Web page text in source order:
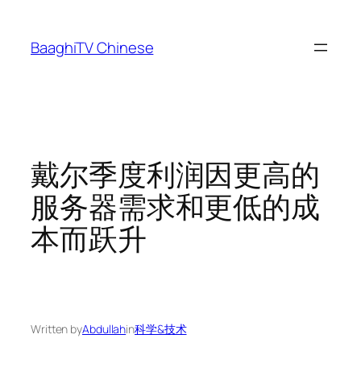
content
BaaghiTV Chinese
戴尔季度利润因更高的
服务器需求和更低的成
本而跃升
Written byAbdullahin科学&技术